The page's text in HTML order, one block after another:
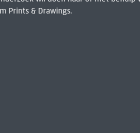
Prints & Drawings.